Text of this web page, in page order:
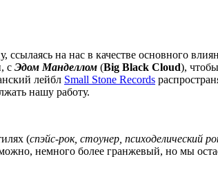
ссылаясь на нас в качестве основного
с Эдом Манделлом (Big Black Cloud),
лейбл Small Stone Records
нашу работу.
(спэйс-рок, стоунер, психоделический
немного более гранжевый, но мы